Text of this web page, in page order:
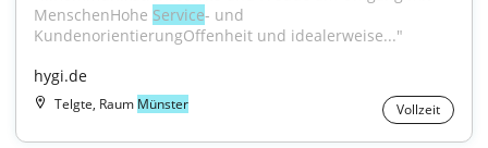
MenschenHohe Service- und
KundenorientierungOffenheit und idealerweise..."
hygi.de
Telgte, Raum Münster Vollzeit